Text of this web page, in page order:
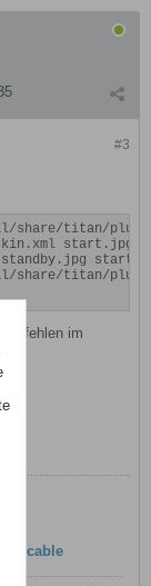
#3
share/titan/
skin.xml start.jpg
standby.jpg
share/titan/
fehlen im
Unicable